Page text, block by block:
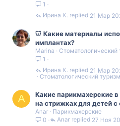
1
21 Мар
Ирина К.
🦷 Какие материалы
имплантах?
Marina
Стоматологический
1
Стоматологический туризм
21 Мар
Ирина К.
A
Какие парикмахерские
на стрижках для детей
Anar
Парикмахерские
0
27 Ноя
Anar